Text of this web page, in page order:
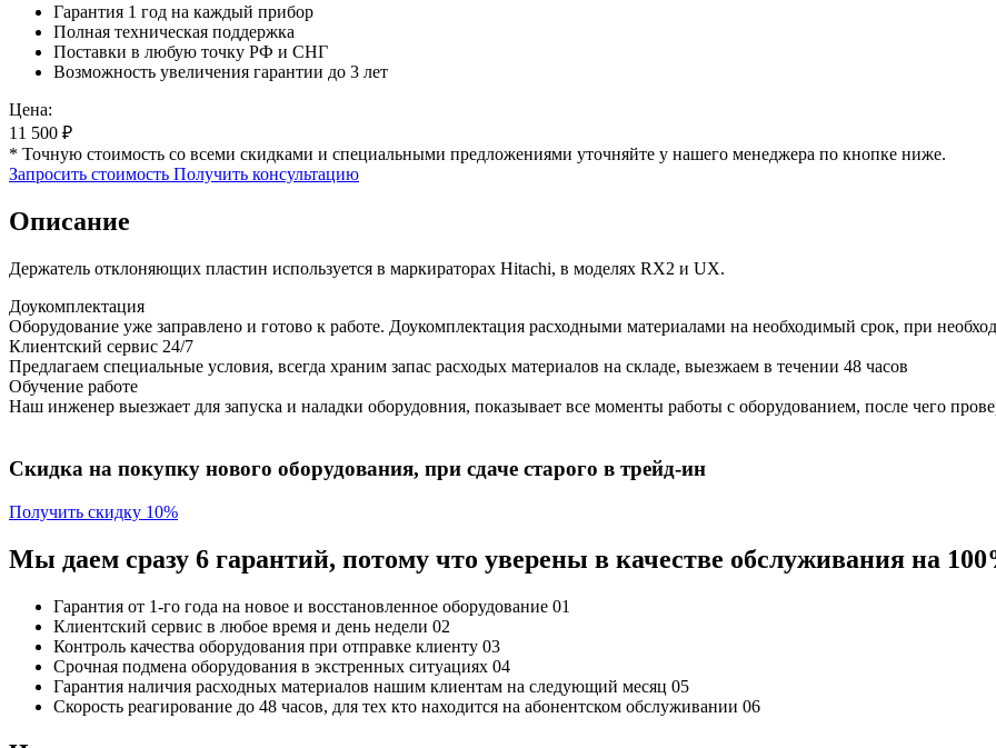
Гарантия 1 год на каждый прибор
Полная техническая поддержка
Поставки в любую точку РФ и СНГ
Возможность увеличения гарантии до 3 лет
Цена:
11 500 ₽
* Точную стоимость со всеми скидками и специальными предложениями уточняйте у нашего менеджера по кнопке ниже.
Запросить стоимость Получить консультацию
Описание
Держатель отклоняющих пластин используется в маркираторах Hitachi, в моделях RX2 и UX.
Доукомплектация
Оборудование уже заправлено и готово к работе. Доукомплектация расходными материалами на необходимый срок, при
Клиентский сервис 24/7
Предлагаем специальные условия, всегда храним запас расходых материалов на складе, выезжаем в течении 48 часов
Обучение работе
Наш инженер выезжает для запуска и наладки оборудовния, показывает все моменты работы с оборудованием, после чего
Скидка на покупку нового оборудования, при сдаче старого в трейд-ин
Получить скидку 10%
Мы даем сразу 6 гарантий, потому что уверены в качестве обслуживания на
Гарантия от 1-го года на новое и восстановленное оборудование 01
Клиентский сервис в любое время и день недели 02
Контроль качества оборудования при отправке клиенту 03
Срочная подмена оборудования в экстренных ситуациях 04
Гарантия наличия расходных материалов нашим клиентам на следующий месяц 05
Скорость реагирование до 48 часов, для тех кто находится на абонентском обслуживании 06